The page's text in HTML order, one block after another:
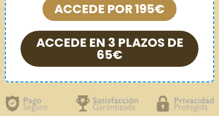
ACCEDE POR 195€
ACCEDE EN 3 PLAZOS DE
65€